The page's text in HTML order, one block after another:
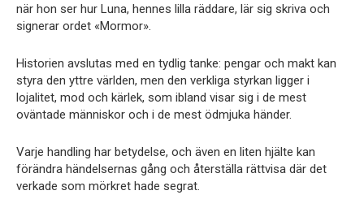
när hon ser hur Luna, hennes lilla räddare, lär sig skriva och
signerar ordet «Mormor».
Historien avslutas med en tydlig tanke: pengar och makt kan
styra den yttre världen, men den verkliga styrkan ligger i
lojalitet, mod och kärlek, som ibland visar sig i de mest
oväntade människor och i de mest ödmjuka händer.
Varje handling har betydelse, och även en liten hjälte kan
förändra händelsernas gång och återställa rättvisa där det
verkade som mörkret hade segrat.